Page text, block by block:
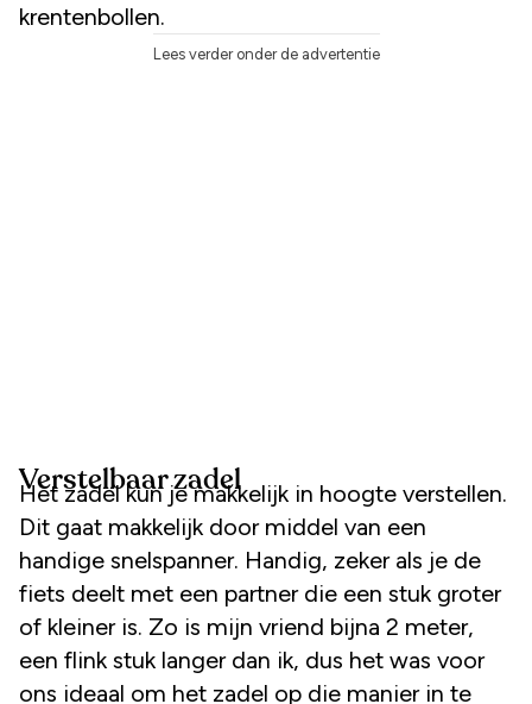
krentenbollen.
Lees verder onder de advertentie
Verstelbaar zadel
Het zadel kun je makkelijk in hoogte verstellen.
Dit gaat makkelijk door middel van een
handige snelspanner. Handig, zeker als je de
fiets deelt met een partner die een stuk groter
of kleiner is. Zo is mijn vriend bijna 2 meter,
een flink stuk langer dan ik, dus het was voor
ons ideaal om het zadel op die manier in te